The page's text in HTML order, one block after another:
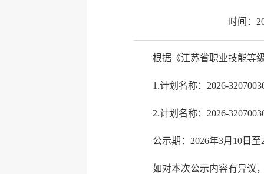
时间：
根据《江苏省职业技能等
1.计划名称：2026-
2.计划名称：2026-
公示期：2026年3月10日
如对本次公示内容有异议